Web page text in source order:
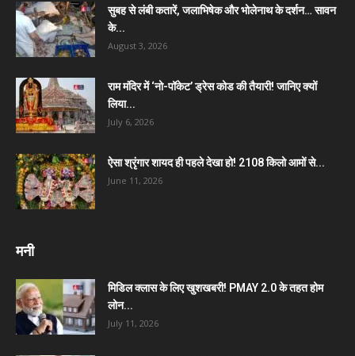
सुबह से लंबी कतारें, जलाभिषेक और भोलेनाथ के दर्शन… सावन
के...
August 3, 2026
राम मंदिर में ‘नो-पॉकेट’ ड्रेस कोड की तैयारी! जानिए क्यों
लिया...
July 6, 2026
ऐसा श्रृंगार शायद ही पहले देखा हो! 2108 किलो आमों से...
June 11, 2026
मनी
मिडिल क्लास के लिए खुशखबरी! PMAY 2.0 के तहत होम
लोन...
July 11, 2026